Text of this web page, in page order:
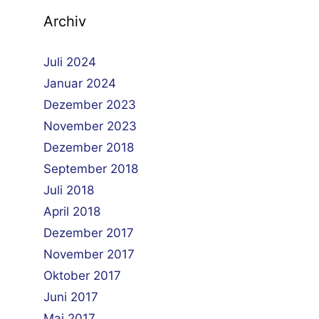
Archiv
Juli 2024
Januar 2024
Dezember 2023
November 2023
Dezember 2018
September 2018
Juli 2018
April 2018
Dezember 2017
November 2017
Oktober 2017
Juni 2017